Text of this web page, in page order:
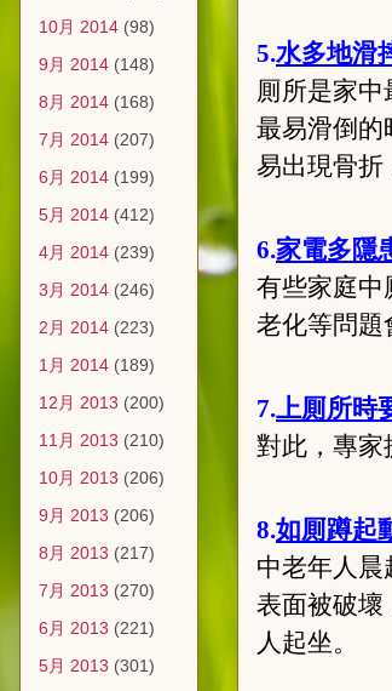
5.水多地滑
厠所是家中
最易滑倒的
易出現骨折
6.家電多隱
有些家庭中
老化等問題
7.上厠所時
對此，專家
8.如厠蹲起
中老年人
表面被破壞
人起坐。
10月 2014 (98)
9月 2014 (148)
8月 2014 (168)
7月 2014 (207)
6月 2014 (199)
5月 2014 (412)
4月 2014 (239)
3月 2014 (246)
2月 2014 (223)
1月 2014 (189)
12月 2013 (200)
11月 2013 (210)
10月 2013 (206)
9月 2013 (206)
8月 2013 (217)
7月 2013 (270)
6月 2013 (221)
5月 2013 (301)